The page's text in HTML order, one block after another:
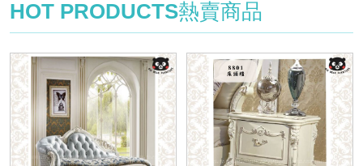
HOT PRODUCTS熱賣商品